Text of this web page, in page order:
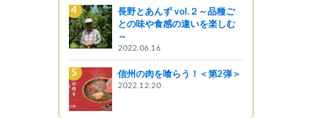
長野とあんず vol.２～品種ご
との味や食感の違いを楽しむ
信州の肉を喰らう！＜第2弾＞
巡る（阿寺渓谷～柿其
是より木曽路
ほっと９（ナイン）ながの